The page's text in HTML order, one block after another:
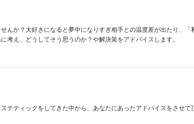
んか？大好きになると夢中になりすぎ相手との温度差が出たり、
考え、どうしてそう思うのか？や解決策をアドバイスします。
テティックをしてきた中から、あなたにあったアドバイスをさせて